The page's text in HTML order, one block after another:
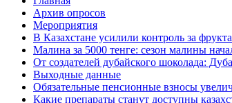
Архив опросов
Мероприятия
В Казахстане усилили контроль за
Малина за 5000 тенге: сезон малины
От создателей дубайского шоколада:
Выходные данные
Обязательные пенсионные взносы
Какие препараты станут доступны